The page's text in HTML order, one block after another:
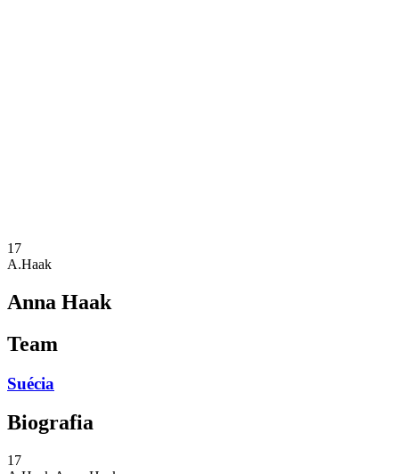
17
A.Haak
Anna Haak
Team
Suécia
Biografia
17